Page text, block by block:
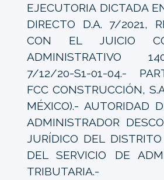
EJECUTORIA DICTADA
DIRECTO D.A. 7/2021,
CON EL JUICIO
ADMINISTRATIVO
7/12/20-S1-01-04.-
FCC CONSTRUCCIÓN,
MÉXICO).- AUTORIDAD
ADMINISTRADOR
JURÍDICO DEL DISTRITO
DEL SERVICIO DE
TRIBUTARIA.-